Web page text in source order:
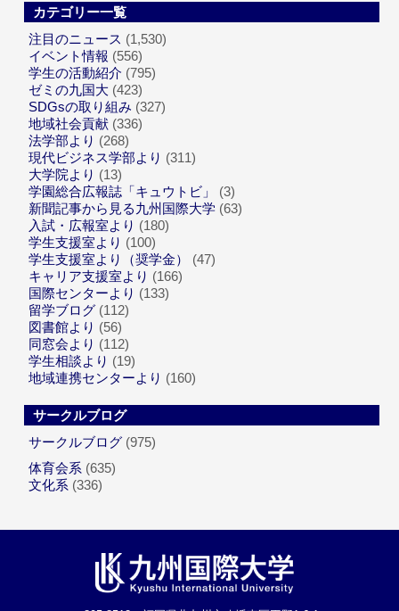
カテゴリー一覧
注目のニュース (1,530)
イベント情報 (556)
学生の活動紹介 (795)
ゼミの九国大 (423)
SDGsの取り組み (327)
地域社会貢献 (336)
法学部より (268)
現代ビジネス学部より (311)
大学院より (13)
学園総合広報誌「キュウトビ」
(3)
新聞記事から見る九州国際大学 (63)
入試・広報室より (180)
学生支援室より (100)
学生支援室より（奨学金）
(47)
キャリア支援室より (166)
国際センターより (133)
留学ブログ (112)
図書館より (56)
同窓会より (112)
学生相談より (19)
地域連携センターより (160)
サークルブログ
サークルブログ (975)
体育会系 (635)
文化系 (336)